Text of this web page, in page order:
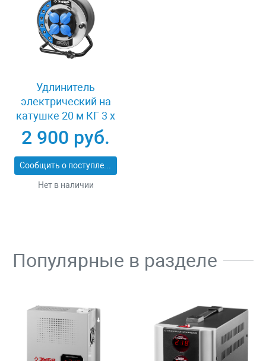
Удлинитель
электрический на
катушке 20 м КГ 3 х
1.5кв мм 4 гнезда
Зубр ПРОФИ 55085-
20
2 900 руб.
Сообщить о поступлении
Нет в наличии
Популярные в разделе